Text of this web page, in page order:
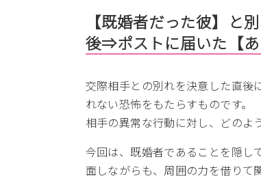
【既婚者だった彼】と
後⇒ポストに届いた【
交際相手との別れを決意した直後
れない恐怖をもたらすものです。
相手の異常な行動に対し、どのよ
今回は、既婚者であることを隠し
面しながらも、周囲の力を借りて